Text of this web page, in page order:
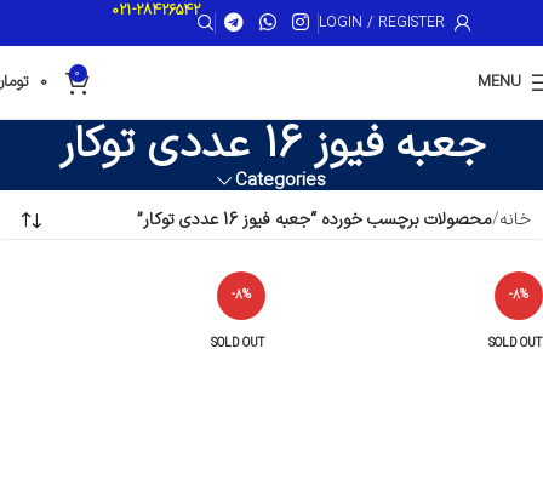
LOGIN / REGISTER
021-28426542
MENU
0
0
جعبه فیوز 16 عددی توکار
Categories
خانه محصولات برچسب خورده “جعبه فیوز 16 عددی توکار”
-8%
SOLD OUT
-8%
SOLD OUT